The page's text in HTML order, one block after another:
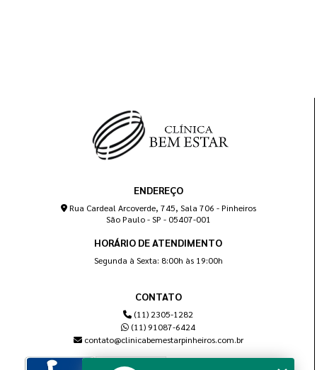
ENDEREÇO
Rua Cardeal Arcoverde, 745, Sala 706 - Pinheiros
São Paulo - SP - 05407-001
HORÁRIO DE ATENDIMENTO
Segunda à Sexta: 8:00h às 19:00h
CONTATO
(11) 2305-1282
(11) 91087-6424
contato@clinicabemestarpinheiros.com.br